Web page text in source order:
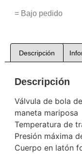
= Bajo pedido
Descripción
Descripción
Válvula de bola
maneta mariposa
Temperatura de
Presión máxima
Cuerpo en latón